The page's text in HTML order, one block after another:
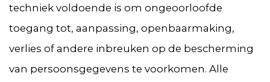
techniek voldoende is om ongeoorloofde
toegang tot, aanpassing, openbaarmaking,
verlies of andere inbreuken op de bescherming
van persoonsgegevens te voorkomen. Alle